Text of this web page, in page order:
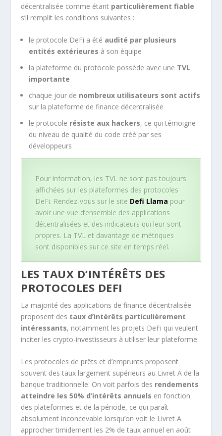
décentralisée comme étant particulièrement fiable
s’il remplit les conditions suivantes :
le protocole DeFi a été audité par plusieurs
entités extérieures à son équipe
la plateforme du protocole possède avec une TVL
importante
chaque jour de nombreux utilisateurs sont actifs
sur la plateforme de finance décentralisée
le protocole résiste aux hackers, ce qui témoigne
du niveau de qualité du code créé par ses
développeurs
Pour information, les TVL ne sont pas toujours
affichées sur les plateformes des protocoles
DeFi. Rendez-vous sur le site Defi Llama pour
avoir une vue d’ensemble des applications
décentralisées et des indicateurs qui leur sont
propres. La TVL et davantage de métriques
sont disponibles sur ce site en temps réel.
LES TAUX D’INTÉRÊTS DES
PROTOCOLES DEFI
La majorité des applications de finance décentralisée
proposent des taux d’intérêts particulièrement
intéressants, notamment les projets DeFi qui veulent
inciter les crypto-investisseurs à utiliser leur plateforme.
Les protocoles de prêts et d’emprunts proposent
souvent des taux largement supérieurs au Livret A de la
banque traditionnelle. On voit parfois des rendements
atteindre les 50% d’intérêts annuels en fonction
des plateformes et de la période, ce qui paraît
absolument inconcevable lorsqu’on voit le Livret A
approcher timidement les 2% de taux annuel en août